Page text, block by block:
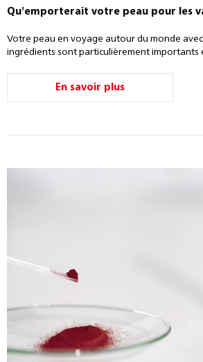
Qu'emporterait votre peau pour les
Votre peau en voyage autour du monde avec
ingrédients sont particulièrement importants
En savoir plus